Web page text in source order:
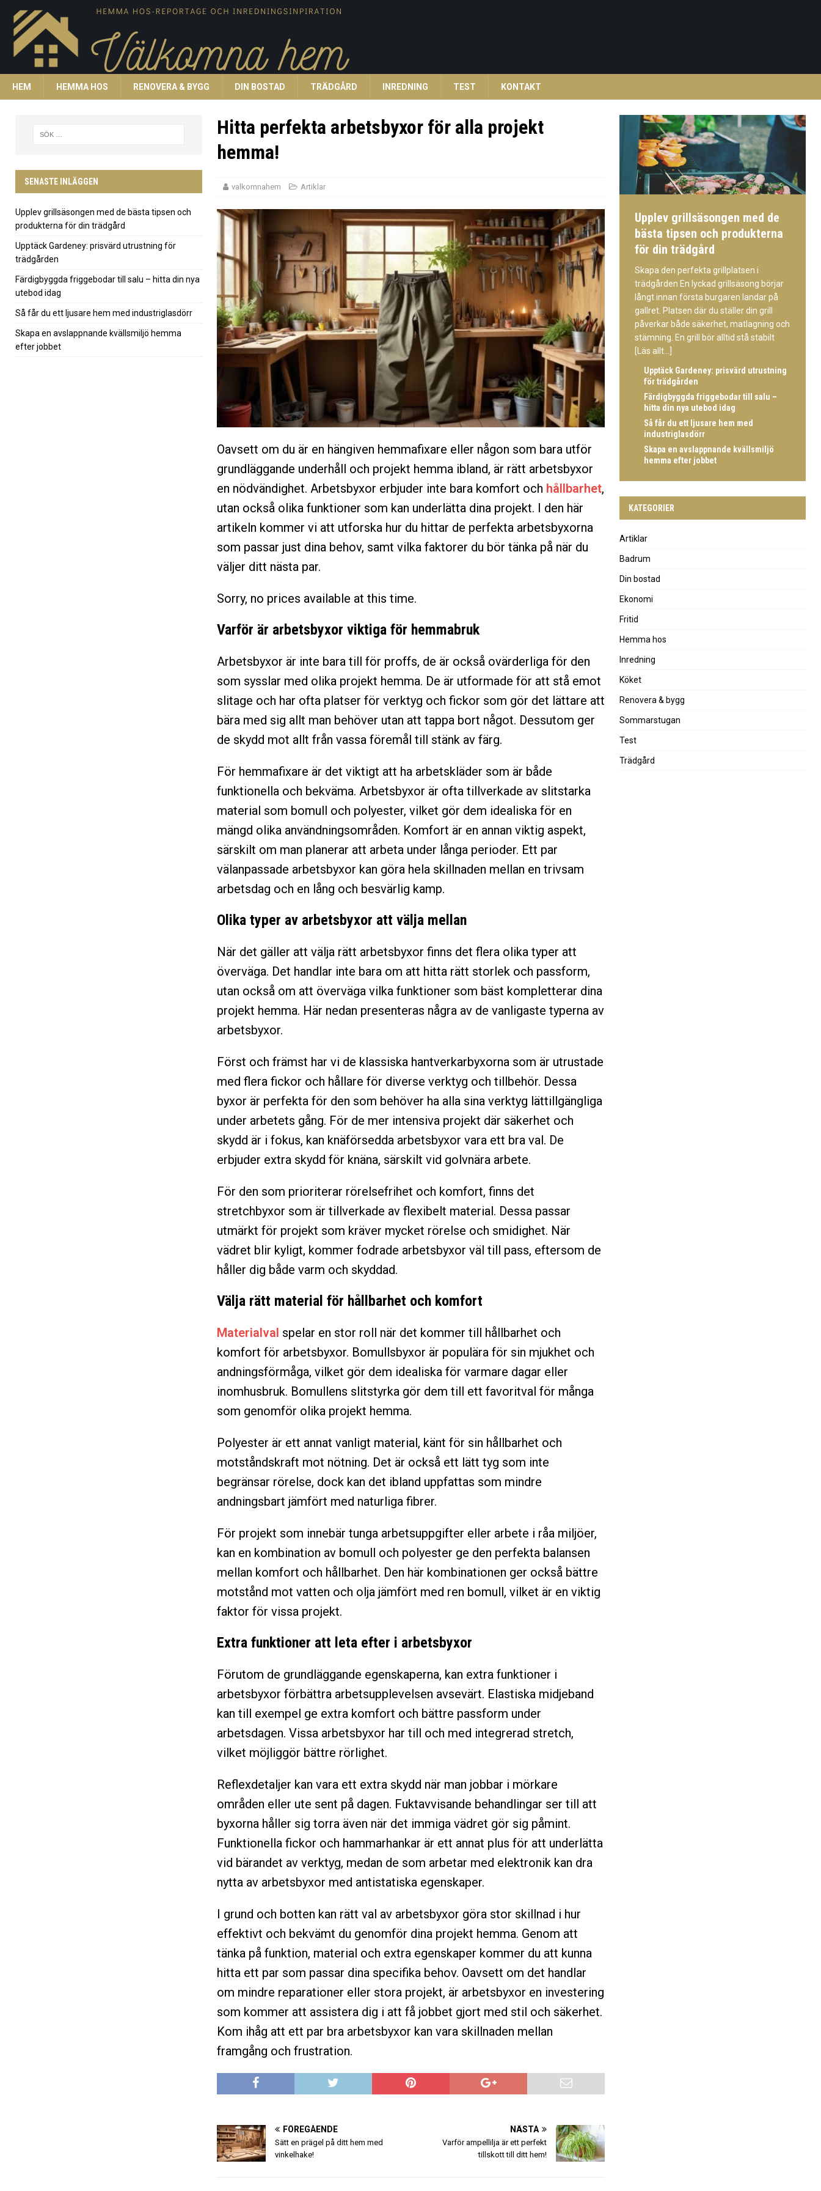
HEM HEMMA HOS RENOVERA & BYGG DIN BOSTAD TRÄDGÅRD INREDNING TEST KONTAKT
Hitta perfekta arbetsbyxor för alla projekt
hemma!
valkomnahem Artiklar
Oavsett om du är en hängiven hemmafixare eller någon som bara utför
grundläggande underhåll och projekt hemma ibland, är rätt arbetsbyxor
en nödvändighet. Arbetsbyxor erbjuder inte bara komfort och hållbarhet,
utan också olika funktioner som kan underlätta dina projekt. I den här
artikeln kommer vi att utforska hur du hittar de perfekta arbetsbyxorna
som passar just dina behov, samt vilka faktorer du bör tänka på när du
väljer ditt nästa par.
Sorry, no prices available at this time.
Varför är arbetsbyxor viktiga för hemmabruk
Arbetsbyxor är inte bara till för proffs, de är också ovärderliga för den
som sysslar med olika projekt hemma. De är utformade för att stå emot
slitage och har ofta platser för verktyg och fickor som gör det lättare att
bära med sig allt man behöver utan att tappa bort något. Dessutom ger
de skydd mot allt från vassa föremål till stänk av färg.
För hemmafixare är det viktigt att ha arbetskläder som är både
funktionella och bekväma. Arbetsbyxor är ofta tillverkade av slitstarka
material som bomull och polyester, vilket gör dem idealiska för en
mängd olika användningsområden. Komfort är en annan viktig aspekt,
särskilt om man planerar att arbeta under långa perioder. Ett par
välanpassade arbetsbyxor kan göra hela skillnaden mellan en trivsam
arbetsdag och en lång och besvärlig kamp.
Olika typer av arbetsbyxor att välja mellan
När det gäller att välja rätt arbetsbyxor finns det flera olika typer att
överväga. Det handlar inte bara om att hitta rätt storlek och passform,
utan också om att överväga vilka funktioner som bäst kompletterar dina
projekt hemma. Här nedan presenteras några av de vanligaste typerna av
arbetsbyxor.
Först och främst har vi de klassiska hantverkarbyxorna som är utrustade
med flera fickor och hållare för diverse verktyg och tillbehör. Dessa
byxor är perfekta för den som behöver ha alla sina verktyg lättillgängliga
under arbetets gång. För de mer intensiva projekt där säkerhet och
skydd är i fokus, kan knäförsedda arbetsbyxor vara ett bra val. De
erbjuder extra skydd för knäna, särskilt vid golvnära arbete.
För den som prioriterar rörelsefrihet och komfort, finns det
stretchbyxor som är tillverkade av flexibelt material. Dessa passar
utmärkt för projekt som kräver mycket rörelse och smidighet. När
vädret blir kyligt, kommer fodrade arbetsbyxor väl till pass, eftersom de
håller dig både varm och skyddad.
Välja rätt material för hållbarhet och komfort
Materialval spelar en stor roll när det kommer till hållbarhet och
komfort för arbetsbyxor. Bomullsbyxor är populära för sin mjukhet och
andningsförmåga, vilket gör dem idealiska för varmare dagar eller
inomhusbruk. Bomullens slitstyrka gör dem till ett favoritval för många
som genomför olika projekt hemma.
Polyester är ett annat vanligt material, känt för sin hållbarhet och
motståndskraft mot nötning. Det är också ett lätt tyg som inte
begränsar rörelse, dock kan det ibland uppfattas som mindre
andningsbart jämfört med naturliga fibrer.
För projekt som innebär tunga arbetsuppgifter eller arbete i råa miljöer,
kan en kombination av bomull och polyester ge den perfekta balansen
mellan komfort och hållbarhet. Den här kombinationen ger också bättre
motstånd mot vatten och olja jämfört med ren bomull, vilket är en viktig
faktor för vissa projekt.
Extra funktioner att leta efter i arbetsbyxor
Förutom de grundläggande egenskaperna, kan extra funktioner i
arbetsbyxor förbättra arbetsupplevelsen avsevärt. Elastiska midjeband
kan till exempel ge extra komfort och bättre passform under
arbetsdagen. Vissa arbetsbyxor har till och med integrerad stretch,
vilket möjliggör bättre rörlighet.
Reflexdetaljer kan vara ett extra skydd när man jobbar i mörkare
områden eller ute sent på dagen. Fuktavvisande behandlingar ser till att
byxorna håller sig torra även när det immiga vädret gör sig påmint.
Funktionella fickor och hammarhankar är ett annat plus för att underlätta
vid bärandet av verktyg, medan de som arbetar med elektronik kan dra
nytta av arbetsbyxor med antistatiska egenskaper.
I grund och botten kan rätt val av arbetsbyxor göra stor skillnad i hur
effektivt och bekvämt du genomför dina projekt hemma. Genom att
tänka på funktion, material och extra egenskaper kommer du att kunna
hitta ett par som passar dina specifika behov. Oavsett om det handlar
om mindre reparationer eller stora projekt, är arbetsbyxor en investering
som kommer att assistera dig i att få jobbet gjort med stil och säkerhet.
Kom ihåg att ett par bra arbetsbyxor kan vara skillnaden mellan
framgång och frustration.
FÖREGÅENDE
Sätt en prägel på ditt hem med
vinkelhake!
NÄSTA
Varför ampellilja är ett perfekt
tillskott till ditt hem!
SENASTE INLÄGGEN
Upplev grillsäsongen med de bästa tipsen och
produkterna för din trädgård
Upptäck Gardeney: prisvärd utrustning för
trädgården
Färdigbyggda friggebodar till salu – hitta din nya
utebod idag
Så får du ett ljusare hem med industriglasdörr
Skapa en avslappnande kvällsmiljö hemma
efter jobbet
Upplev grillsäsongen med de
bästa tipsen och produkterna
för din trädgård
Skapa den perfekta grillplatsen i
trädgården En lyckad grillsäsong börjar
långt innan första burgaren landar på
gallret. Platsen där du ställer din grill
påverkar både säkerhet, matlagning och
stämning. En grill bör alltid stå stabilt
[Läs allt...]
Upptäck Gardeney: prisvärd utrustning
för trädgården
Färdigbyggda friggebodar till salu –
hitta din nya utebod idag
Så får du ett ljusare hem med
industriglasdörr
Skapa en avslappnande kvällsmiljö
hemma efter jobbet
KATEGORIER
Artiklar
Badrum
Din bostad
Ekonomi
Fritid
Hemma hos
Inredning
Köket
Renovera & bygg
Sommarstugan
Test
Trädgård